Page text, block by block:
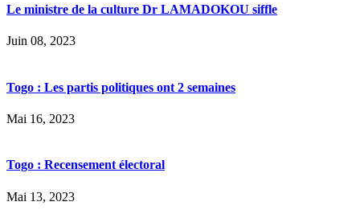
Le ministre de la culture Dr LAMADOKOU siffle
Juin 08, 2023
Togo : Les partis politiques ont 2 semaines
Mai 16, 2023
Togo : Recensement électoral
Mai 13, 2023